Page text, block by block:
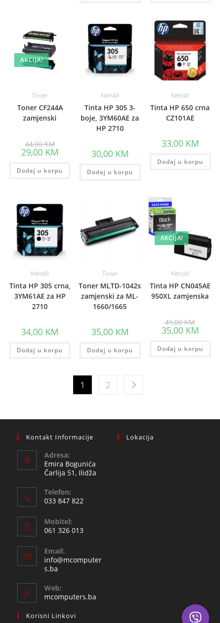
AKCIJA!
Toneri
Toner CF244A
zamjenski
44,00KMprice
was:
44,00 KM.
29,00 KM
is:
29,00 KM.
Dodaj u korpu
Ketridži
Tinta HP 305 3-
boje, 3YM60AE za
HP 2710
30,00 KM
Dodaj u korpu
Ketridži
Tinta HP 650 crna
CZ101AE
33,00 KM
Dodaj u korpu
Ketridži
Tinta HP 305 crna,
3YM61AE za HP
2710
34,00 KM
Dodaj u korpu
Toneri
Toner MLTD-1042s
zamjenski za ML-
1660/1665
35,00 KM
Dodaj u korpu
AKCIJA!
Ketridži
Tinta HP CN045AE
950XL zamjenska
49,00KMprice
was:
49,00
35,00 KMprice
is:
35,00
Dodaj u korpu
1 2
Kontakt Informacije
Adresa:
Emira Bogunića
Čarlija 51, Ilidža
Telefon:
033 847 822
in
your
application
Mobitel:
061 326 013
in
your
Email:
info@mcomputer
s.ba
your
application
Web:
mcomputers.ba
Korisni Linkovi
Lokacija